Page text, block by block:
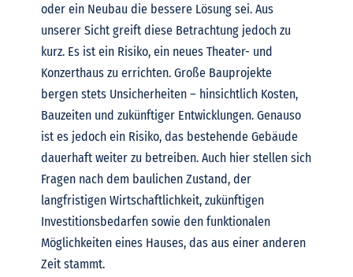
oder ein Neubau die bessere Lösung sei. Aus
unserer Sicht greift diese Betrachtung jedoch zu
kurz. Es ist ein Risiko, ein neues Theater- und
Konzerthaus zu errichten. Große Bauprojekte
bergen stets Unsicherheiten – hinsichtlich Kosten,
Bauzeiten und zukünftiger Entwicklungen.Genauso
ist es jedoch ein Risiko, das bestehende Gebäude
dauerhaft weiter zu betreiben. Auch hier stellen sich
Fragen nach dem baulichen Zustand, der
langfristigen Wirtschaftlichkeit, zukünftigen
Investitionsbedarfen sowie den funktionalen
Möglichkeiten eines Hauses, das aus einer anderen
Zeit stammt.